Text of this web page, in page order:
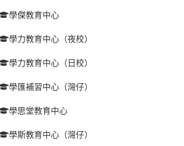
學傑教育中心
學力教育中心（夜校）
學力教育中心（日校）
學匯補習中心（灣仔）
學思堂教育中心
學斯教育中心（灣仔）